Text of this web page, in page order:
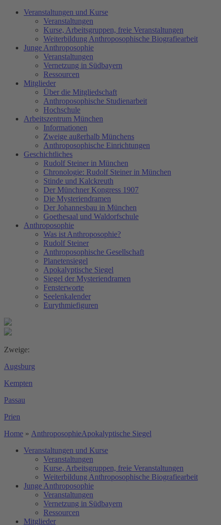
Veranstaltungen und Kurse
Veranstaltungen
Kurse, Arbeitsgruppen, freie Veranstaltungen
Weiterbildung Anthroposophische Biografiearbeit
Junge Anthroposophie
Veranstaltungen
Vernetzung in Südbayern
Ressourcen
Mitglieder
Über die Mitgliedschaft
Anthroposophische Studienarbeit
Hochschule
Arbeitszentrum München
Informationen
Zweige außerhalb Münchens
Anthroposophische Einrichtungen
Geschichtliches
Rudolf Steiner in München
Chronologie: Rudolf Steiner in München
Stinde und Kalckreuth
Der Münchner Kongress 1907
Die Mysteriendramen
Der Johannesbau in München
Goethesaal und Waldorfschule
Anthroposophie
Was ist Anthroposophie?
Rudolf Steiner
Anthroposophische Gesellschaft
Planetensiegel
Apokalyptische Siegel
Siegel der Mysteriendramen
Fensterworte
Seelenkalender
Eurythmiefiguren
Zweige:
Augsburg
Kempten
Passau
Prien
Home » AnthroposophieApokalyptische Siegel
Veranstaltungen und Kurse
Veranstaltungen
Kurse, Arbeitsgruppen, freie Veranstaltungen
Weiterbildung Anthroposophische Biografiearbeit
Junge Anthroposophie
Veranstaltungen
Vernetzung in Südbayern
Ressourcen
Mitglieder